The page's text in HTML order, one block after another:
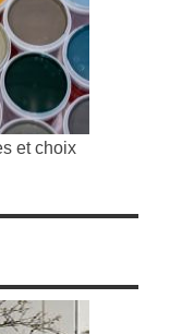
et choix